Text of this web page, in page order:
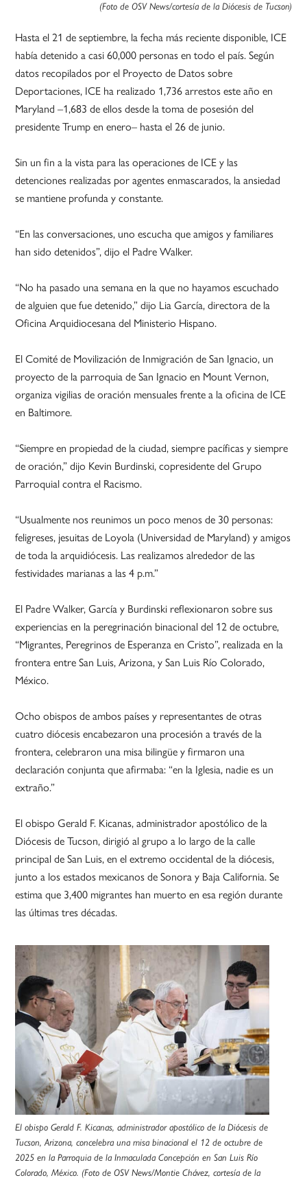
(Foto de OSV News/cortesía de la Diócesis de Tucson)
Hasta el 21 de septiembre, la fecha más reciente disponible, ICE
había detenido a casi 60,000 personas en todo el país. Según
datos recopilados por el Proyecto de Datos sobre
Deportaciones, ICE ha realizado 1,736 arrestos este año en
Maryland –1,683 de ellos desde la toma de posesión del
presidente Trump en enero– hasta el 26 de junio.
Sin un fin a la vista para las operaciones de ICE y las
detenciones realizadas por agentes enmascarados, la ansiedad
se mantiene profunda y constante.
“En las conversaciones, uno escucha que amigos y familiares
han sido detenidos”, dijo el Padre Walker.
“No ha pasado una semana en la que no hayamos escuchado
de alguien que fue detenido,” dijo Lia García, directora de la
Oficina Arquidiocesana del Ministerio Hispano.
El Comité de Movilización de Inmigración de San Ignacio, un
proyecto de la parroquia de San Ignacio en Mount Vernon,
organiza vigilias de oración mensuales frente a la oficina de ICE
en Baltimore.
“Siempre en propiedad de la ciudad, siempre pacíficas y siempre
de oración,” dijo Kevin Burdinski, copresidente del Grupo
Parroquial contra el Racismo.
“Usualmente nos reunimos un poco menos de 30 personas:
feligreses, jesuitas de Loyola (Universidad de Maryland) y amigos
de toda la arquidiócesis. Las realizamos alrededor de las
festividades marianas a las 4 p.m.”
El Padre Walker, García y Burdinski reflexionaron sobre sus
experiencias en la peregrinación binacional del 12 de octubre,
“Migrantes, Peregrinos de Esperanza en Cristo”, realizada en la
frontera entre San Luis, Arizona, y San Luis Río Colorado,
México.
Ocho obispos de ambos países y representantes de otras
cuatro diócesis encabezaron una procesión a través de la
frontera, celebraron una misa bilingüe y firmaron una
declaración conjunta que afirmaba: “en la Iglesia, nadie es un
extraño.”
El obispo Gerald F. Kicanas, administrador apostólico de la
Diócesis de Tucson, dirigió al grupo a lo largo de la calle
principal de San Luis, en el extremo occidental de la diócesis,
junto a los estados mexicanos de Sonora y Baja California. Se
estima que 3,400 migrantes han muerto en esa región durante
las últimas tres décadas.
El obispo Gerald F. Kicanas, administrador apostólico de la Diócesis de
Tucson, Arizona, concelebra una misa binacional el 12 de octubre de
2025 en la Parroquia de la Inmaculada Concepción en San Luis Río
Colorado, México. (Foto de OSV News/Montie Chávez, cortesía de la